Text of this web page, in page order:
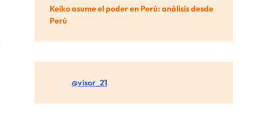
Keiko asume el poder en Perú: análisis desde
Perú
@visor_21